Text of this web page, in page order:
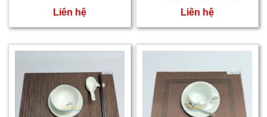
Liên hệ
NT210706
Liên hệ